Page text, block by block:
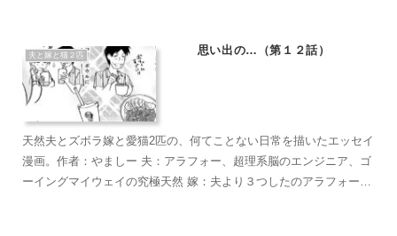
えん坊のもふもふ こぶ茶：抱っこが大好きラグドール。遊びへの欲
求がすごい。やりたい放題のバ…やんちゃ坊主
夫と嫁と猫２匹 思い出の…（第１２話）
天然夫とズボラ嫁と愛猫2匹の、何てことない日常を描いたエッセイ
漫画。作者：やましー 夫：アラフォー、超理系脳のエンジニア、ゴ
ーイングマイウェイの究極天然 嫁：夫より３つしたのアラフォー、